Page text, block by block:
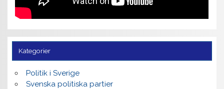
Kategorier
Politik i Sverige
Svenska politiska partier